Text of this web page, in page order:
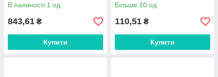
В наявності 1 од.
843,61 ₴
Купити
Більше 10 од.
110,51 ₴
Купити